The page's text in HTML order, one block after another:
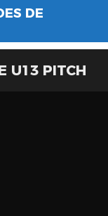
DE
U13 PITCH